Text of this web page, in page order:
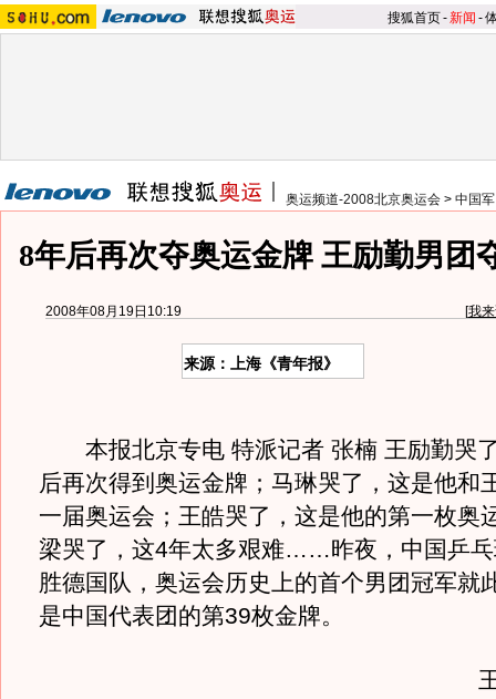
搜狐首页-新闻 -
奥运频道-2008北京奥运会 > 中国
8年后再次夺奥运金牌 王励勤男团
2008年08月19日10:19 [我
来源：上海《青年报》
本报北京专电 特派记者 张楠 王励勤哭
后再次得到奥运金牌；马琳哭了，这是他和
一届奥运会；王皓哭了，这是他的第一枚奥
梁哭了，这4年太多艰难……昨夜，中国乒
胜德国队，奥运会历史上的首个男团冠军就
是中国代表团的第39枚金牌。
王